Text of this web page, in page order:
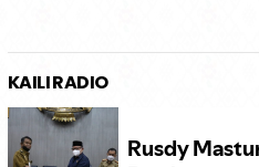
KAILI RADIO